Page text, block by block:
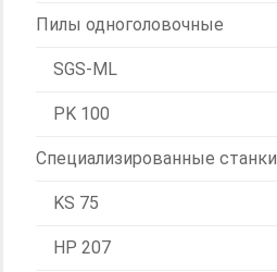
Пилы одноголовочные
SGS-ML
PK 100
Специализированные станки
KS 75
HP 207